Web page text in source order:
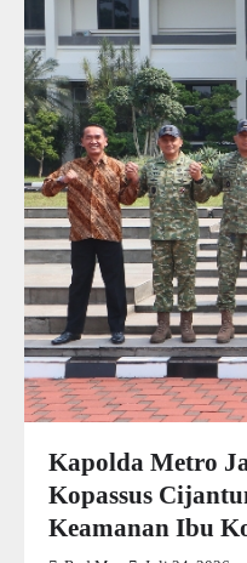
Kapolda Metro
Kopassus
Keamanan Ibu